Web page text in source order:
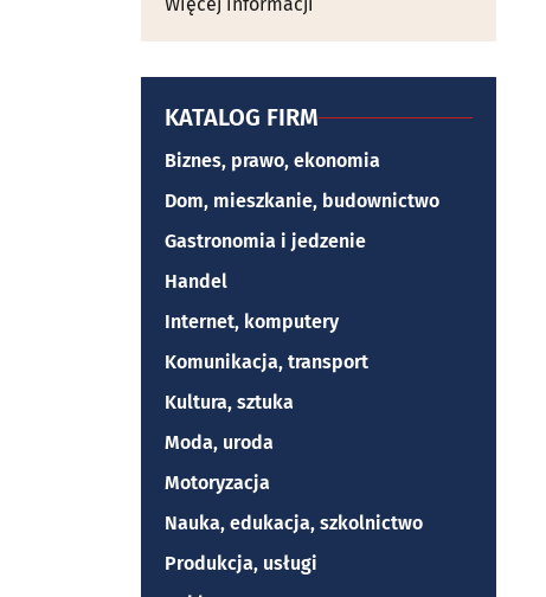
KATALOG FIRM
Biznes, prawo, ekonomia
Dom, mieszkanie, budownictwo
Gastronomia i jedzenie
Handel
Internet, komputery
Komunikacja, transport
Kultura, sztuka
Moda, uroda
Motoryzacja
Nauka, edukacja, szkolnictwo
Produkcja, usługi